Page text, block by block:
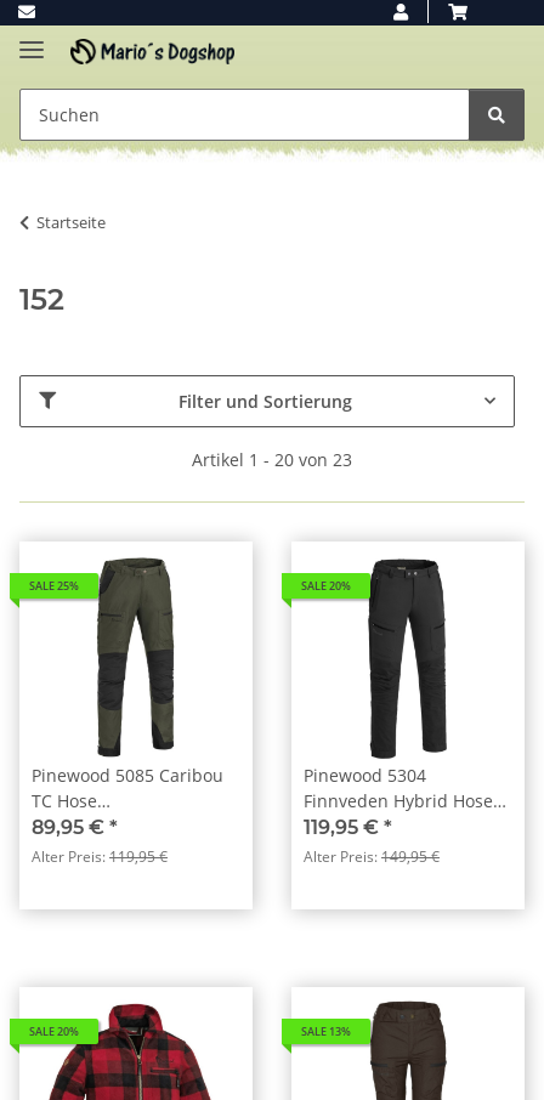
Startseite
152
Filter und Sortierung
Artikel 1 - 20 von 23
SALE 25%
Pinewood 5085 Caribou
TC Hose
MossGreen/Black (153)
89,95 € *
Alter Preis:119,95 €
SALE 20%
Pinewood 5304
Finnveden Hybrid Hose
Black (400)
119,95 € *
Alter Preis:149,95 €
SALE 20% SALE 13%